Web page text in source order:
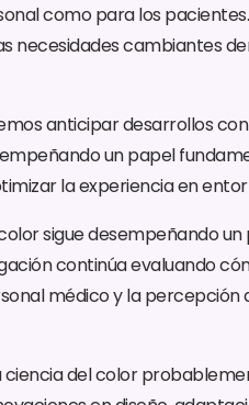
como para los
necesidades cambiantes
anticipar desarrollos
un papel
la experiencia en
sigue desempeñando
continúa evaluando
médico y la
ciencia del color